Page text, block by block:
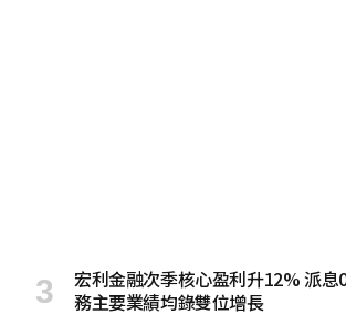
宏利金融次季核心盈利升12% 派息
務主要業績均錄雙位增長